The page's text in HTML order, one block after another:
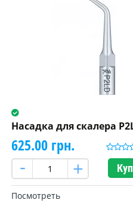
Насадка для скалера
625.00 грн.
Посмотреть